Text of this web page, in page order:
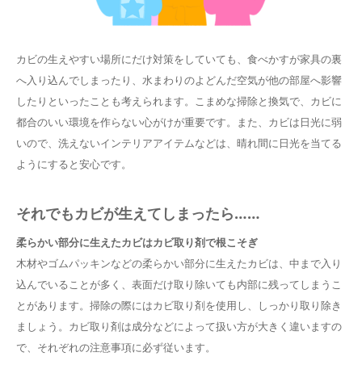
カビの生えやすい場所にだけ対策をしていても、食べかすが家具の裏
へ入り込んでしまったり、水まわりのよどんだ空気が他の部屋へ影響
したりといったことも考えられます。こまめな掃除と換気で、カビに
都合のいい環境を作らない心がけが重要です。また、カビは日光に弱
いので、洗えないインテリアアイテムなどは、晴れ間に日光を当てる
ようにすると安心です。
それでもカビが生えてしまったら……
柔らかい部分に生えたカビはカビ取り剤で根こそぎ
木材やゴムパッキンなどの柔らかい部分に生えたカビは、中まで入り
込んでいることが多く、表面だけ取り除いても内部に残ってしまうこ
とがあります。掃除の際にはカビ取り剤を使用し、しっかり取り除き
ましょう。カビ取り剤は成分などによって扱い方が大きく違いますの
で、それぞれの注意事項に必ず従います。